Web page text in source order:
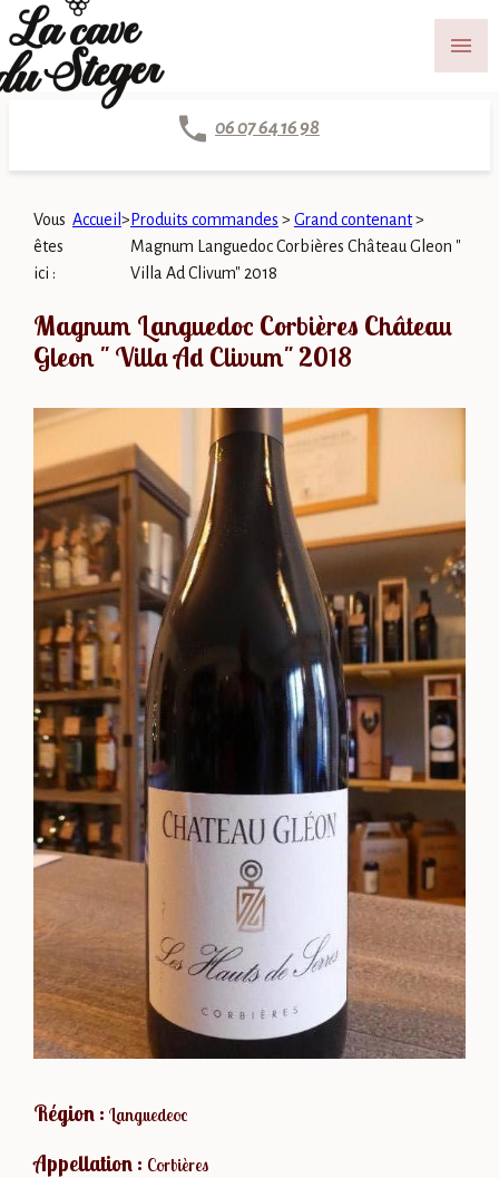
menu
06 07 64 16 98
Vous
êtes
ici :
Accueil > Produits commandes > Grand contenant>
Magnum Languedoc Corbières Château Gleon "
Villa Ad Clivum" 2018
Magnum Languedoc Corbières Château
Gleon " Villa Ad Clivum" 2018
Région : Languedeoc
Appellation : Corbières
Panneau de gestion des cookies